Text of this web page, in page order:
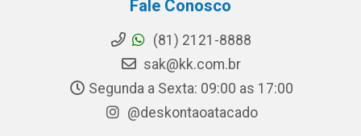
Fale Conosco
(81) 2121-8888
sak@kk.com.br
Segunda a Sexta: 09:00 as 17:00
@deskontaoatacado